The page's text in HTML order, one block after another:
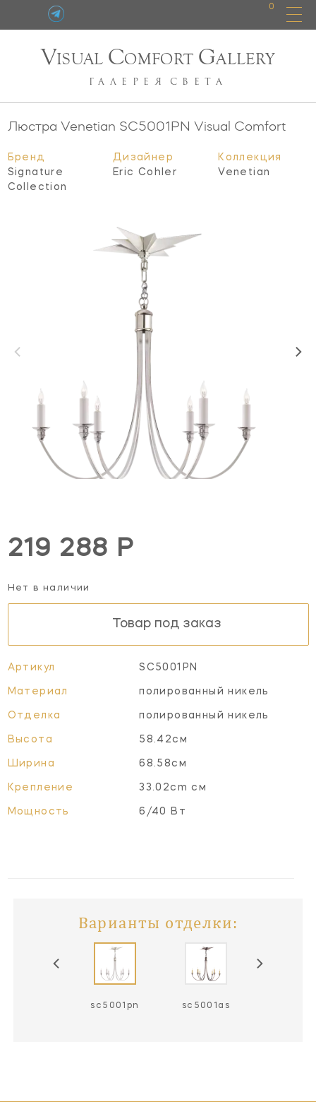
0
VISUAL COMFORT GALLERY
ГАЛЕРЕЯ СВЕТА
Люстра Venetian SC5001PN Visual Comfort
Бренд
Signature
Collection
Дизайнер
Eric Cohler
Коллекция
Venetian
219 288 Р
Нет в наличии
Товар под заказ
Артикул SC5001PN
Материал полированный никель
Отделка полированный никель
Высота 58.42см
Ширина 68.58см
Крепление 33.02cm см
Мощность 6/40 Вт
Варианты отделки:
sc5001pn sc5001as